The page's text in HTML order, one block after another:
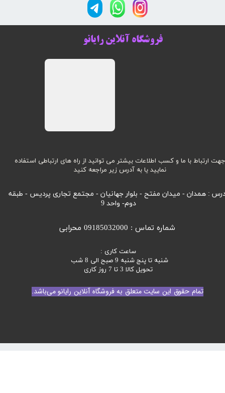
تمام حقوق این سایت متعلق به فروشگاه آنلاین رایانو می‌باشد.
جهت ارتباط با ما و کسب اطلاعات بیشتر می توانید از راه های ارتباطی استفاده
نمایید یا به آدرس زیر مراجعه کنید
: همدان - میدان مفتح - بلوار جهانیان - مجتمع تجاری پردیس - طبقه
دوم- واحد 9
ساعت کاری :
شنبه تا پنج شنبه 9 صبح الی 8 شب
تحویل کالا 3 تا 7 روز کاری
شماره تماس : 09185032000 محرابی
فروشگاه آنلاین رایانو